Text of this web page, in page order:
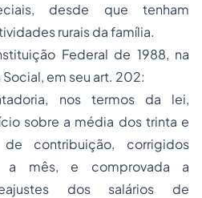
desde que tenham
rurais da família.
Federal de 1988, na
em seu art. 202:
nos termos da lei,
sobre a média dos trinta e
contribuição, corrigidos
a mês, e comprovada a
dos salários de